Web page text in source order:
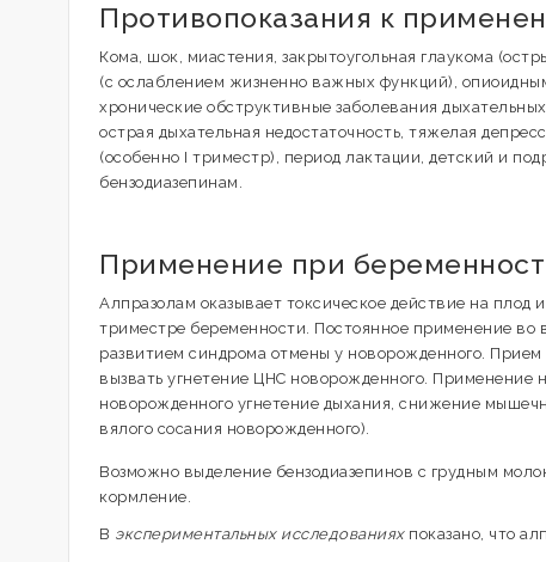
Противопоказания к
Кома, шок, миастения, закрытоугольная глаукома
(с ослаблением жизненно важных функций),
хронические обструктивные заболевания
острая дыхательная недостаточность, тяжелая
(особенно I триместр), период лактации, детский и
бензодиазепинам.
Применение при
Алпразолам оказывает токсическое действие на
триместре беременности. Постоянное применение во
развитием синдрома отмены у новорожденного.
вызвать угнетение ЦНС новорожденного.
новорожденного угнетение дыхания, снижение
вялого сосания новорожденного).
Возможно выделение бензодиазепинов с грудным
кормление.
В экспериментальных исследованияхпоказано, что